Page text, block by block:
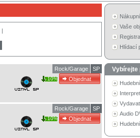
|
SP
Rock/Garage
10%
SP
Rock/Garage
10%
Vaše
Hlídací
Vybírejte
Audio